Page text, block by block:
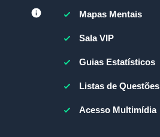
Mapas Mentais
Sala VIP
Guias Estatísticos
Listas de Questões
Acesso Multimídia